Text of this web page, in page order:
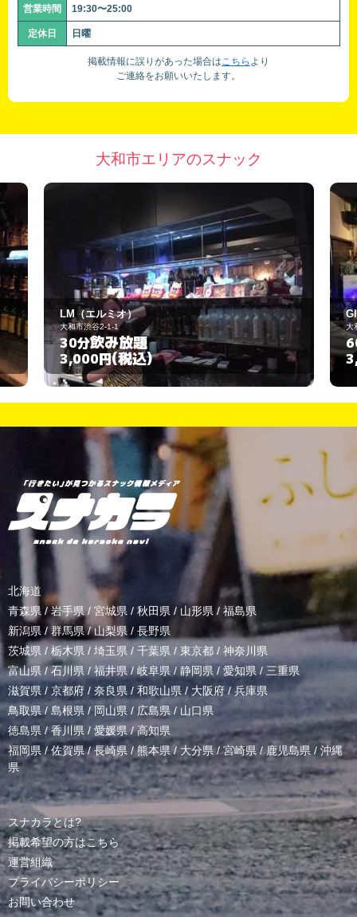
営業時間 19:30〜25:00
定休日 日曜
掲載情報に誤りがあった場合はこちら より
ご連絡をお願いいたします。
大和市エリアのスナック
Glanz
大和市大和南1-3-9
60分飲み放題
3,000円(税込)
北海道
青森県 / 岩手県/ 宮城県 / 秋田県 / 山形県/ 福島県
新潟県 /群馬県/山梨県 / 長野県
茨城県 / 栃木県 / 埼玉県 / 千葉県 / 東京都 / 神奈川県
富山県 /石川県/福井県/岐阜県 / 静岡県 / 愛知県 / 三重県
滋賀県 / 京都府 / 奈良県 / 和歌山県/ 大阪府 /兵庫県
鳥取県/ 島根県 /岡山県/ 広島県 / 山口県
徳島県 /香川県 / 愛媛県/高知県
福岡県/佐賀県/長崎県 /熊本県/ 大分県/宮崎県 /鹿児島県 / 沖縄
県
スナカラとは?
掲載希望の方はこちら
運営組織
プライバシーポリシー
お問い合わせ